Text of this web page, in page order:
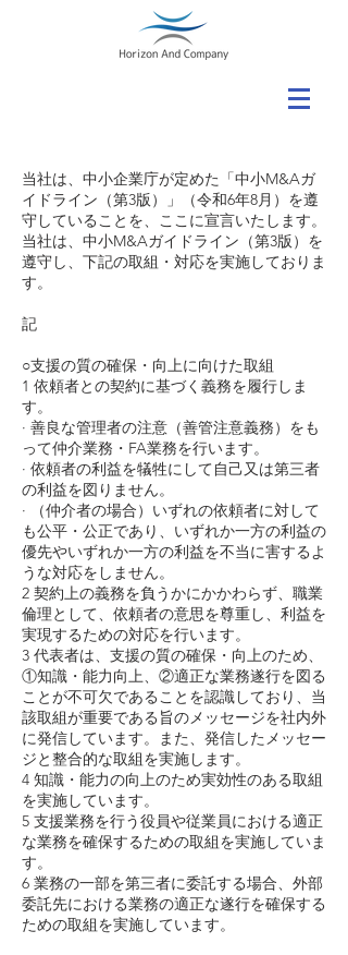
当社は、中小企業庁が定めた「中小M&Aガ
イドライン（第3版）」（令和6年8月）を遵
守していることを、ここに宣言いたします。
当社は、中小M&Aガイドライン（第3版）を
遵守し、下記の取組・対応を実施しておりま
す。
記
○支援の質の確保・向上に向けた取組
1 依頼者との契約に基づく義務を履行しま
す。
· 善良な管理者の注意（善管注意義務）をも
って仲介業務・FA業務を行います。
· 依頼者の利益を犠牲にして自己又は第三者
の利益を図りません。
· （仲介者の場合）いずれの依頼者に対して
も公平・公正であり、いずれか一方の利益の
優先やいずれか一方の利益を不当に害するよ
うな対応をしません。
2 契約上の義務を負うかにかかわらず、職業
倫理として、依頼者の意思を尊重し、利益を
実現するための対応を行います。
3 代表者は、支援の質の確保・向上のため、
①知識・能力向上、②適正な業務遂行を図る
ことが不可欠であることを認識しており、当
該取組が重要である旨のメッセージを社内外
に発信しています。また、発信したメッセー
ジと整合的な取組を実施します。
4 知識・能力の向上のため実効性のある取組
を実施しています。
5 支援業務を行う役員や従業員における適正
な業務を確保するための取組を実施していま
す。
6 業務の一部を第三者に委託する場合、外部
委託先における業務の適正な遂行を確保する
ための取組を実施しています。